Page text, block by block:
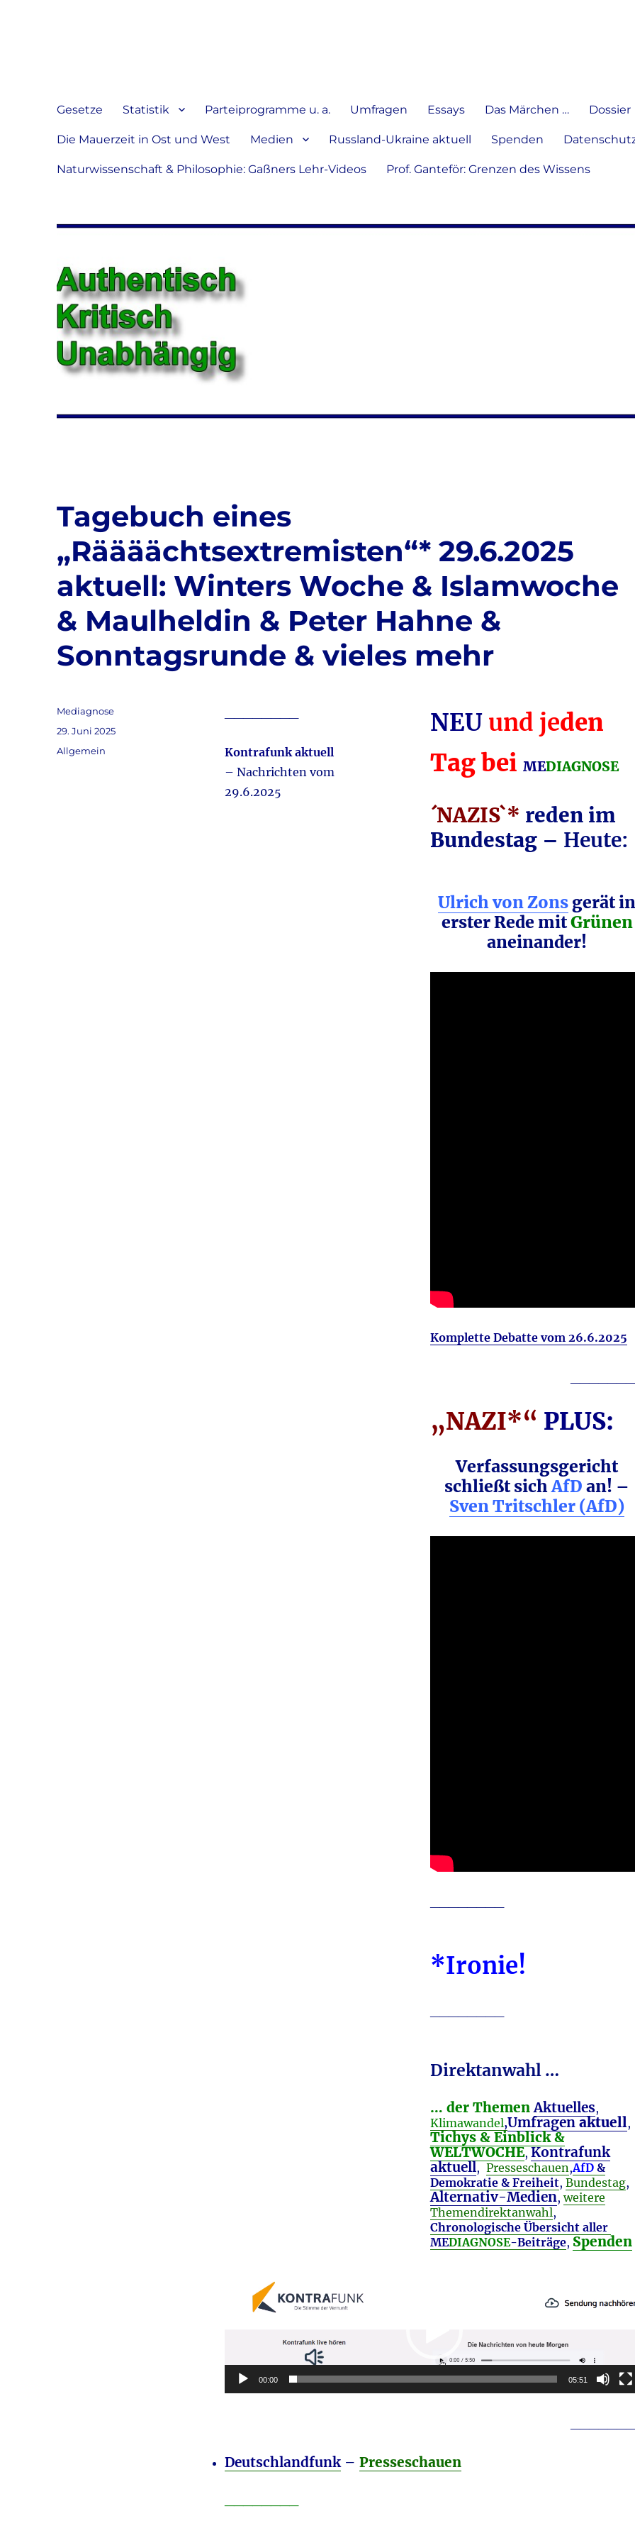
verbreiten
Gesetze Statistik Parteiprogramme u. a. Umfragen Essays Das Märchen … Dossier
Die Mauerzeit in Ost und West Medien Russland-Ukraine aktuell Spenden
Naturwissenschaft & Philosophie: Gaßners Lehr-Videos Prof. Ganteför: Grenzen des Wissens
Tagebuch eines
„Räääächtsextremisten“* 29.6.2025
aktuell: Winters Woche & Islamwoche
& Maulheldin & Peter Hahne &
Sonntagsrunde & vieles mehr
NEU und jeden
Tag bei MEDIAGNOSE
´NAZIS`* reden im
Bundestag – Heute:
Ulrich von Zons gerät
erster Rede mitGrünen
aneinander!
Komplette Debatte vom 26.6.2025
„NAZI*“ PLUS:
Verfassungsgericht
schließt sichAfD an! –
Sven Tritschler (AfD)
*Ironie!
Direktanwahl …
… der ThemenAktuelles,
Klimawandel,Umfragenaktuell,
Tichys & Einblick &
WELTWOCHE, Kontrafunk
aktuell, Presseschauen,AfD &
Demokratie & Freiheit, Bundestag,
Alternativ-Medien,weitere
Themendirektanwahl,
Chronologische Übersicht aller
MEDIAGNOSE-Beiträge, Spenden
Kontrafunk aktuell
– Nachrichten vom
29.6.2025
00:00 05:51
Deutschlandfunk– Presseschauen
Autor
Mediagnose
Veröffentlicht
am
29. Juni 2025
Kategorien
Allgemein